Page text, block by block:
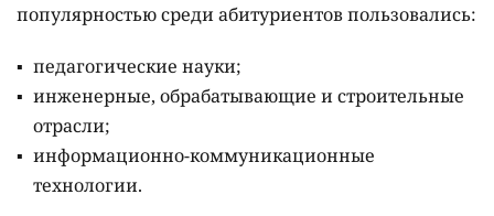
популярностью среди абитуриентов пользовались:
педагогические науки;
инженерные, обрабатывающие и строительные
отрасли;
информационно-коммуникационные
технологии.